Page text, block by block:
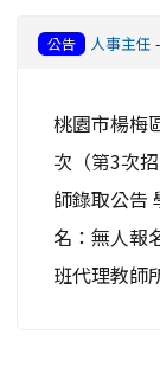
公告 人事主任 -
桃園市楊梅
次（第3次
師錄取公告
名：無人報
班代理教師